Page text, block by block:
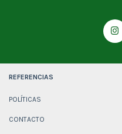
REFERENCIAS
POLÍTICAS
CONTACTO